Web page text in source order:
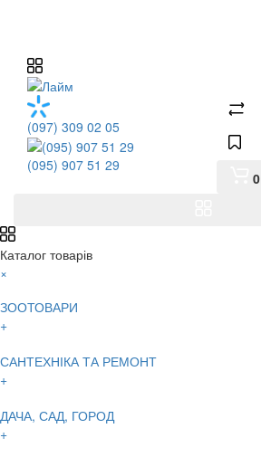
(097) 309 02 05
(095) 907 51 29
0
Каталог товарів
×
ЗООТОВАРИ
+
САНТЕХНІКА ТА РЕМОНТ
+
ДАЧА, САД, ГОРОД
+